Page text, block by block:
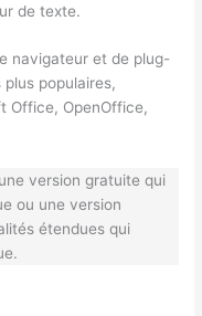
de texte.
navigateur et de plug-
plus populaires,
Office, OpenOffice,
version gratuite qui
ou une version
étendues qui